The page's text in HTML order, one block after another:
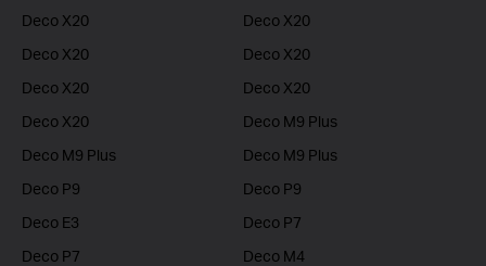
Deco X20
Deco X20
Deco X20
Deco X20
Deco X20
Deco X20
Deco X20
Deco M9 Plus
Deco M9 Plus
Deco M9 Plus
Deco P9
Deco P9
Deco E3
Deco P7
Deco P7
Deco M4